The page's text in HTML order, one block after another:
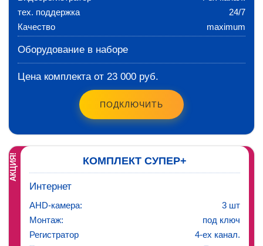
тех. поддержка
24/7
Качество
maximum
Оборудование в наборе
Цена комплекта от 23 000 руб.
ПОДКЛЮЧИТЬ
АКЦИЯ! КОМПЛЕКТ СУПЕР+
Интернет
AHD-камера:
3 шт
Монтаж:
под ключ
Регистратор
4-ех канал.